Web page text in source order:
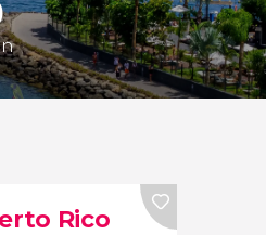
Rico